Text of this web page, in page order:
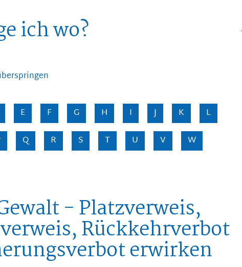
ich wo?
E F G H I J K
L
Q R S T U V
W
- Platzverweis,
Rückkehrverbot
erwirken